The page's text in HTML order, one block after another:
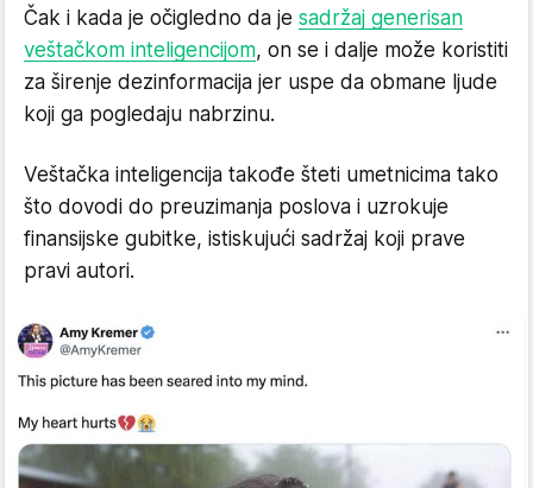
Čak i kada je očigledno da je sadržaj generisan
veštačkom inteligencijom, on se i dalje može koristiti
za širenje dezinformacija jer uspe da obmane ljude
koji ga pogledaju nabrzinu.
Veštačka inteligencija takođe šteti umetnicima tako
što dovodi do preuzimanja poslova i uzrokuje
finansijske gubitke, istiskujući sadržaj koji prave
pravi autori.